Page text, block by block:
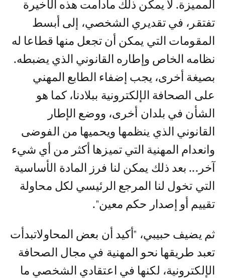
المميزة. لا يمكن ذلك مادامت هذه الأخيرة
تفتقر، في تقديري الشخصي، إلى أبسط
المقومات التي يمكن أن تجعل منها قطاعا له
نظامه الخاص وإطاره القانوني الذي يضبطه.
بصيغة أخرى، يجب إضفاء الطابع المهني
على الصحافة الإلكترونية ببلادنا، كما هو
الشأن في بلدان أخرى، ووضع الإطار
القانوني الذي ينظمها ويحميها من الفوضى
وانعدام المهنية التي تميزها أكثر من أي شيء
آخر... بعد ذلك يمكن لنا فرز المادة الأساسية
التي تخول لنا المرجع الرئيسي لكل محاولة
تقييم أو إصدار حكم معين".
ثم يضيف حبيبي، "أكيد أن بعض المحاولاتبدأت
تعبد طريقها نحو المهنية في مجال الصحافة
الإلكترونية، لكنها في اعتقادي الشخصي ما